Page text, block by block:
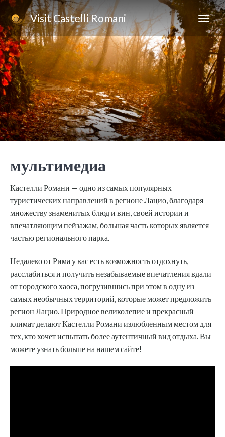
Visit Castelli Romani
мультимедиа
Кастелли Романи — одно из самых популярных
туристических направлений в регионе Лацио, благодаря
множеству знаменитых блюд и вин, своей истории и
впечатляющим пейзажам, большая часть которых является
частью регионального парка.
Недалеко от Рима у вас есть возможность отдохнуть,
расслабиться и получить незабываемые впечатления вдали
от городского хаоса, погрузившись при этом в одну из
самых необычных территорий, которые может предложить
регион Лацио. Природное великолепие и прекрасный
климат делают Кастелли Романи излюбленным местом для
тех, кто хочет испытать более аутентичный вид отдыха. Вы
можете узнать больше на нашем сайте!